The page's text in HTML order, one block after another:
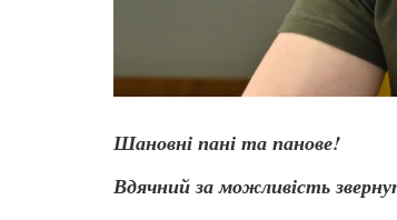
Шановні пані та панове!
Вдячний за можливість